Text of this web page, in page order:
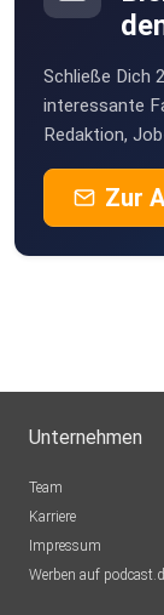
Schließe Dich
interessante
Redaktion,
Zur
Unternehmen
Team
Karriere
Impressum
Werben auf